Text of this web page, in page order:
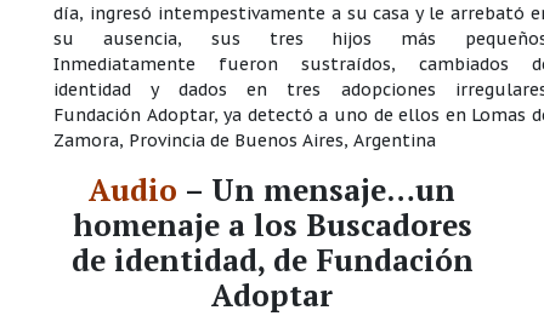
día, ingresó intempestivamente a su casa y le arrebató
su ausencia, sus tres hijos más
Inmediatamente fueron sustraídos, cambiados
identidad y dados en tres adopciones
Fundación Adoptar, ya detectó a uno de ellos en Lomas
Zamora, Provincia de Buenos Aires, Argentina
Audio – Un mensaje…un
homenaje a los Buscadores
de identidad, de Fundación
Adoptar